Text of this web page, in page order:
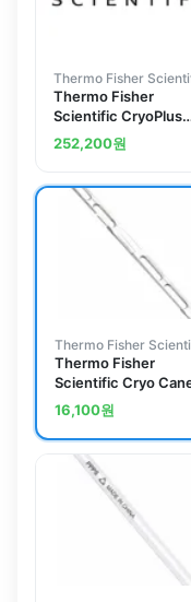
Thermo Fisher
Thermo Fisher
Scientific CryoPlus
Square Rack, vapor
phase, 2mL, 11
cell)
252,200원
Thermo Fisher
Thermo Fisher
Scientific Cryo
1.2mL - 6 ampule
16,100원